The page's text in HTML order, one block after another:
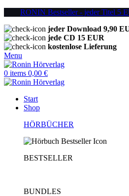
RONIN Bestseller - jeder Titel 5
jeder Download 9,90
jede CD 15 EUR
kostenlose Lieferung
Menu
0 items 0,00 €
Start
Shop
HÖRBÜCHER
BESTSELLER
BUNDLES